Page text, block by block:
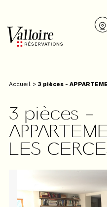
Accueil > 3 pièces -
3 pièces -
LES